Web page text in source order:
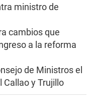
ministro de
cambios que
a la reforma
de Ministros el
Callao y Trujillo